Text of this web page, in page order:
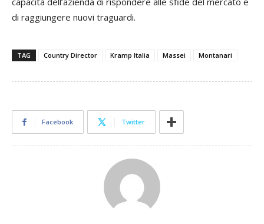
di raggiungere nuovi traguardi.
TAG Country Director Kramp Italia Massei Montanari
Facebook Twitter